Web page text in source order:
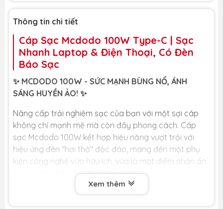
Thông tin chi tiết
Cáp Sạc Mcdodo 100W Type-C | Sạc
Nhanh Laptop & Điện Thoại, Có Đèn
Báo Sạc
✨ MCDODO 100W - SỨC MẠNH BÙNG NỔ, ÁNH
SÁNG HUYỀN ẢO! ✨
Nâng cấp trải nghiệm sạc của bạn với một sợi cáp
không chỉ mạnh mẽ mà còn đầy phong cách. Cáp
sạc Mcdodo 100W kết hợp hiệu năng vượt trội với
hiệu ứng đèn "hơi thở" độc đáo, mang đến một phụ
kiện công nghệ vừa hữu ích, vừa là một điểm nhấn ấn
tượng cho không gian của bạn.
🏆 LỢI ÍCH CỐT LÕI DÀNH CHO BẠN 🏆
Xem thêm